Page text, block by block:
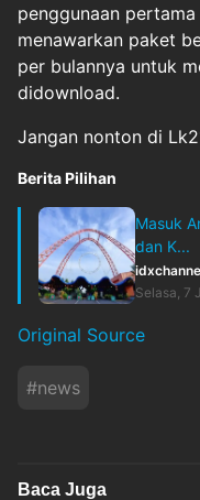
penggunaan
menawarkan paket
per bulannya untuk
didownload.
Jangan nonton di
Berita Pilihan
Masuk
dan K...
Selasa, 7
Original Source
#news
Baca Juga